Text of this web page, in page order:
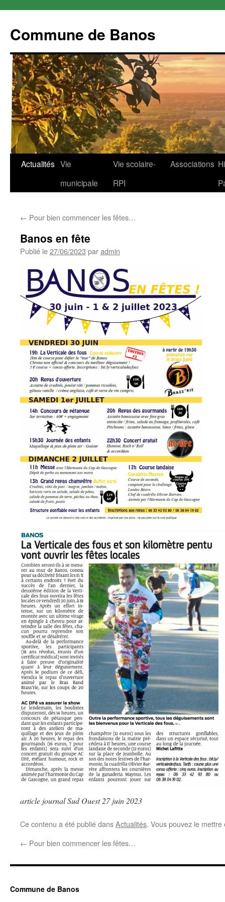
Commune de Banos
Aller
Actualités Vie
municipale
Vie scolaire-
RPI
Associations
← Pour bien commencer les fêtes…
Banos en fête
Publié le27/06/2023 paradmin
article journal Sud Ouest 27 juin 2023
Ce contenu a été publié dansActualités. Vous pouvez le
← Pour bien commencer les fêtes…
Commune de Banos